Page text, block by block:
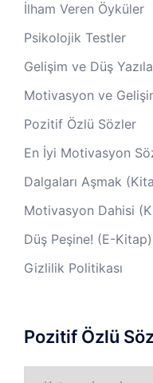
İlham Veren Öyküler
Psikolojik Testler
Gelişim ve Düş
Motivasyon ve
Pozitif Özlü Sözler
En İyi Motivasyon
Dalgaları Aşmak
Motivasyon Dahisi
Düş Peşine! (E-Kitap)
Gizlilik Politikası
Pozitif Özlü